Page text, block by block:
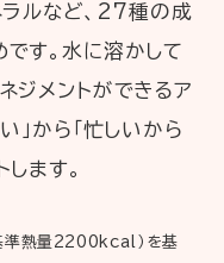
ラルなど、27種の成
す。水に溶かして
ジメントができるア
」から「忙しいから
ます。
準熱量2200kcal）を基